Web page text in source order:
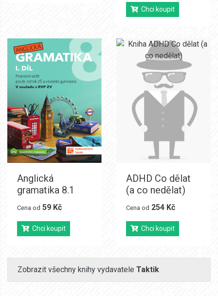
Chci koupit
Anglická
gramatika 8.1
Cena od 59 Kč
Chci koupit
ADHD Co dělat
(a co nedělat)
Cena od 254 Kč
Chci koupit
Zobrazit všechny knihy vydavatele Taktik